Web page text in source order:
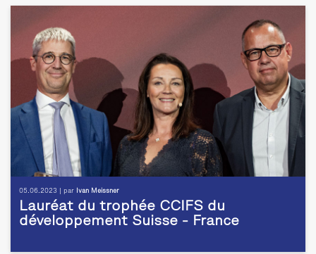
05.06.2023 | par Ivan Meissner
Lauréat du trophée CCIFS du
développement Suisse - France